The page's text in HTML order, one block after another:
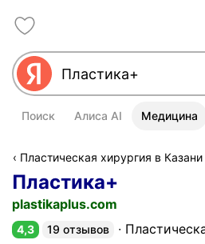
Поиск Алиса AI Медицина
Пластическая хирургия в Казани
Пластика+
plastikaplus.com
Рейтинг 4,3 из 5
4,3 19 отзывов